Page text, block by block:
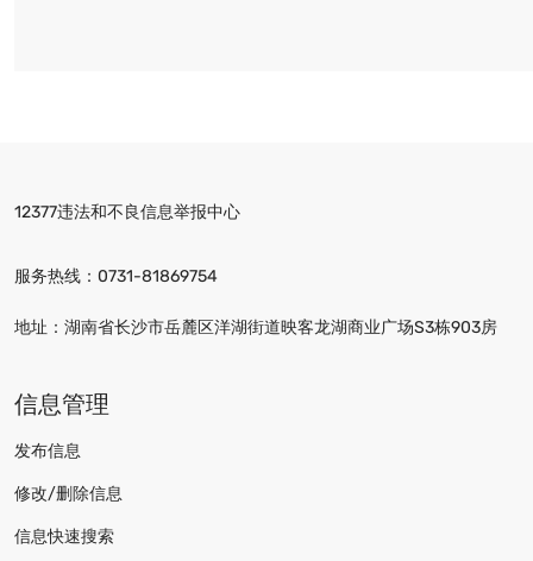
12377违法和不良信息举报中心
服务热线： 0731-81869754
地址：湖南省长沙市岳麓区洋湖街道映客龙湖商业广场S3栋903房
信息管理
发布信息
修改/删除信息
信息快速搜索